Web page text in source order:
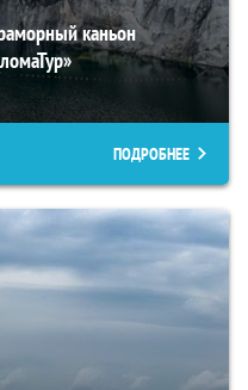
каньон
ПОДРОБНЕЕ